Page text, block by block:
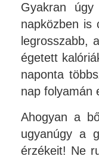
Gyakran
napközben is
legrosszabb,
égetett
naponta
nap folyamán
Ahogyan a
ugyanúgy a
érzékeit! Ne